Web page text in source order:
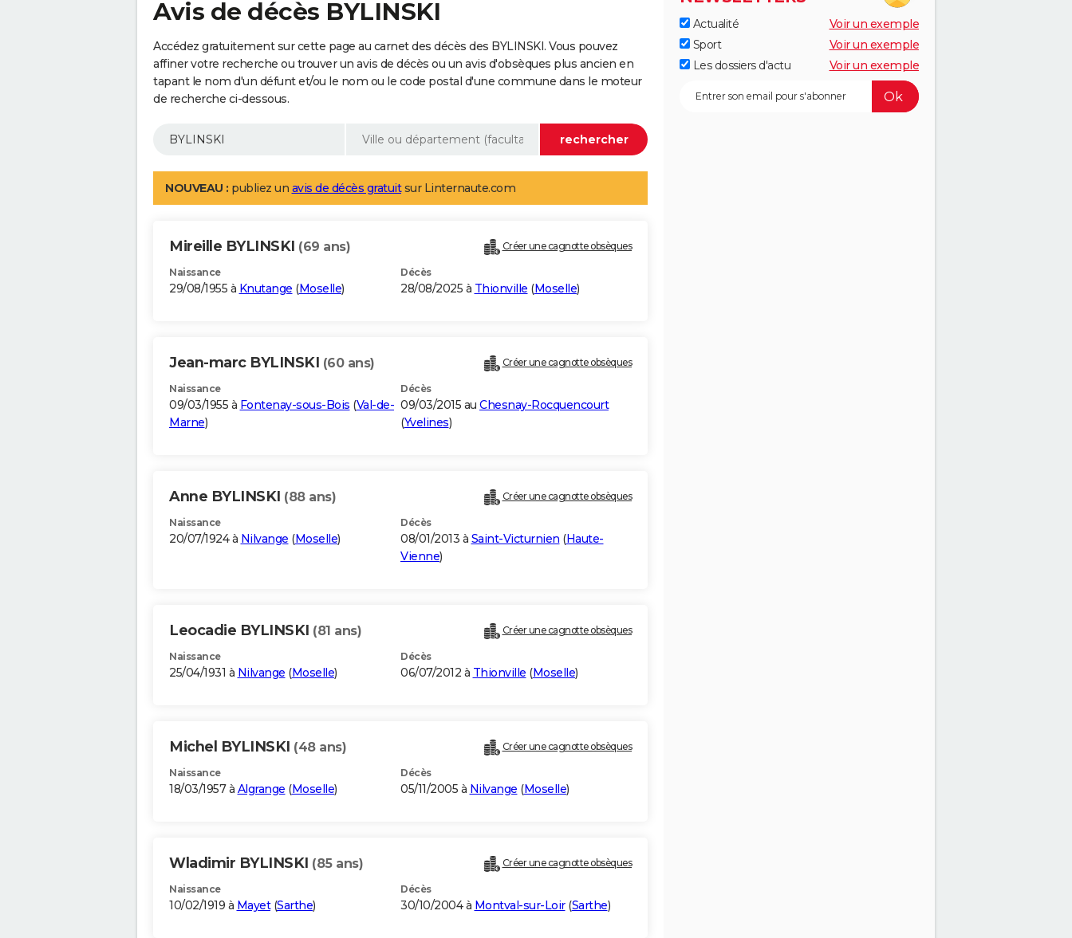
Avis de décès BYLINSKI
Accédez gratuitement sur cette page au carnet des décès des BYLINSKI. Vous pouvez
affiner votre recherche ou trouver un avis de décès ou un avis d'obsèques plus ancien en
tapant le nom d'un défunt et/ou le nom ou le code postal d'une commune dans le moteur
de recherche ci-dessous.
NOUVEAU : publiez un avis de décès gratuitsur Linternaute.com
Mireille BYLINSKI (69 ans) Créer une cagnotte obsèques
Naissance
29/08/1955 à Knutange (Moselle)
Décès
28/08/2025 à Thionville (Moselle)
Jean-marc BYLINSKI (60 ans) Créer une cagnotte obsèques
Naissance
09/03/1955 à Fontenay-sous-Bois (Val-de-
Marne)
Décès
09/03/2015 au Chesnay-Rocquencourt
(Yvelines)
Anne BYLINSKI (88 ans) Créer une cagnotte obsèques
Naissance
20/07/1924 à Nilvange (Moselle)
Décès
08/01/2013 à Saint-Victurnien (Haute-
Vienne)
Leocadie BYLINSKI (81 ans) Créer une cagnotte obsèques
Naissance
25/04/1931 à Nilvange (Moselle)
Décès
06/07/2012 à Thionville (Moselle)
Michel BYLINSKI (48 ans) Créer une cagnotte obsèques
Naissance
18/03/1957 à Algrange (Moselle)
Décès
05/11/2005 à Nilvange (Moselle)
Wladimir BYLINSKI (85 ans) Créer une cagnotte obsèques
Naissance
10/02/1919 à Mayet(Sarthe)
Décès
30/10/2004 à Montval-sur-Loir(Sarthe)
Actualité
Voir un exemple
Sport
Voir un exemple
Les dossiers d'actu
Voir un exemple